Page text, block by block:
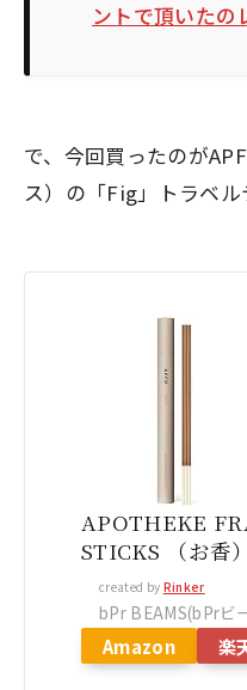
ントで頂いたの
で、今回買ったのが
ス）の「Fig」トラベル
APOTHEKE
STICKS （お香
created by Rinker
bPr BEAMS(bPrビ
Amazon 楽